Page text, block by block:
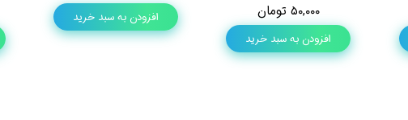
۵۰,۰۰۰ تومان
افزودن به سبد خرید
افزودن به سبد خرید